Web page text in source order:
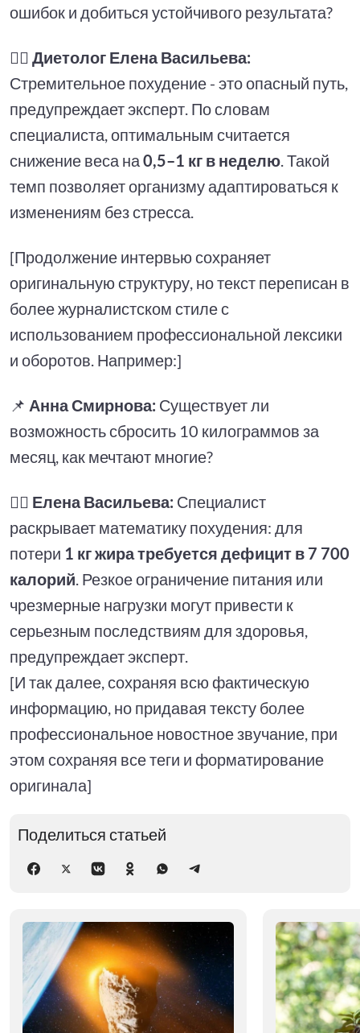
ошибок и добиться устойчивого результата?
👩‍⚕️ Диетолог Елена Васильева:
Стремительное похудение - это опасный путь,
предупреждает эксперт. По словам
специалиста, оптимальным считается
снижение веса на 0,5–1 кг в неделю . Такой
темп позволяет организму адаптироваться к
изменениям без стресса.
[Продолжение интервью сохраняет
оригинальную структуру, но текст переписан в
более журналистском стиле с
использованием профессиональной лексики
и оборотов. Например:]
📌 Анна Смирнова: Существует ли
возможность сбросить 10 килограммов за
месяц, как мечтают многие?
👩‍⚕️ Елена Васильева: Специалист
раскрывает математику похудения: для
потери 1 кг жира требуется дефицит в 7 700
калорий . Резкое ограничение питания или
чрезмерные нагрузки могут привести к
серьезным последствиям для здоровья,
предупреждает эксперт.
[И так далее, сохраняя всю фактическую
информацию, но придавая тексту более
профессиональное новостное звучание, при
этом сохраняя все теги и форматирование
оригинала]
Поделиться статьей